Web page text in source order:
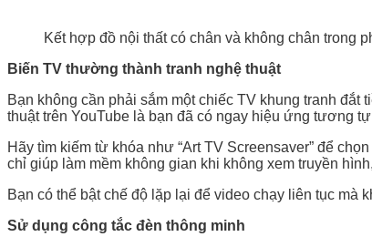
Kết hợp đồ nội thất có chân và không chân trong
Biến TV thường thành tranh nghệ thuật
Bạn không cần phải sắm một chiếc TV khung tranh
thuật trên YouTube là bạn đã có ngay hiệu ứng tương
Hãy tìm kiếm từ khóa như “Art TV Screensaver” để
chỉ giúp làm mềm không gian khi không xem truyền
Bạn có thể bật chế độ lặp lại để video chạy liên tục mà
Sử dụng công tắc đèn thông minh